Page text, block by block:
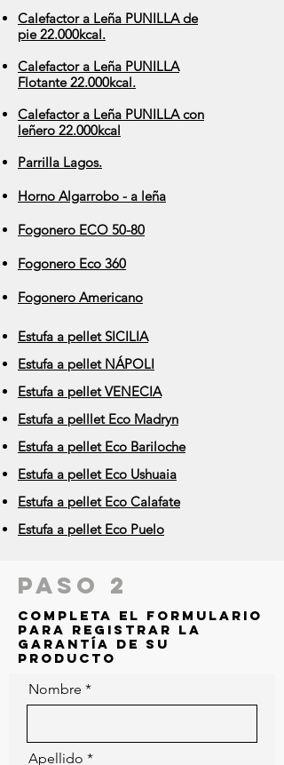
Calefactor a Leña PUNILLA de
pie 22.000kcal.
Calefactor a Leña PUNILLA
Flotante 22.000kcal.
Calefactor a Leña PUNILLA con
leñero 22.000kcal
Parrilla Lagos.
Horno Algarrobo - a leña
Fogonero ECO 50-80
Fogonero Eco 360
Fogonero Americano​
Estufa a pellet SICILIA
Estufa a pellet NÁPOLI
Estufa a pellet VENECIA
Estufa a pelllet Eco Madryn
Estufa a pellet Eco Bariloche
Estufa a pellet Eco Ushuaia
Estufa a pellet Eco Calafate
Estufa a pellet Eco Puelo
PASO 2
Completa el formulario
para registrar la
garantía de su
producto
Nombre
Apellido